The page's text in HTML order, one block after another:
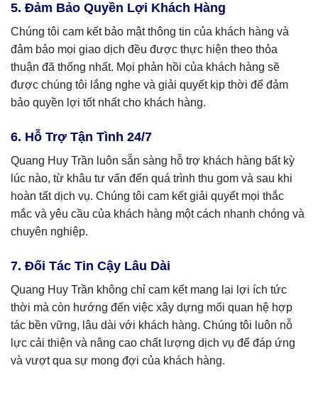
5. Đảm Bảo Quyền Lợi Khách Hàng
Chúng tôi cam kết bảo mật thông tin của khách hàng và
đảm bảo mọi giao dịch đều được thực hiện theo thỏa
thuận đã thống nhất. Mọi phản hồi của khách hàng sẽ
được chúng tôi lắng nghe và giải quyết kịp thời để đảm
bảo quyền lợi tốt nhất cho khách hàng.
6. Hỗ Trợ Tận Tình 24/7
Quang Huy Trần luôn sẵn sàng hỗ trợ khách hàng bất kỳ
lúc nào, từ khâu tư vấn đến quá trình thu gom và sau khi
hoàn tất dịch vụ. Chúng tôi cam kết giải quyết mọi thắc
mắc và yêu cầu của khách hàng một cách nhanh chóng và
chuyên nghiệp.
7. Đối Tác Tin Cậy Lâu Dài
Quang Huy Trần không chỉ cam kết mang lại lợi ích tức
thời mà còn hướng đến việc xây dựng mối quan hệ hợp
tác bền vững, lâu dài với khách hàng. Chúng tôi luôn nỗ
lực cải thiện và nâng cao chất lượng dịch vụ để đáp ứng
và vượt qua sự mong đợi của khách hàng.